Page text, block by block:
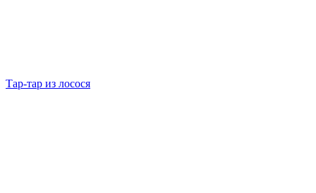
Тар-тар из лосося